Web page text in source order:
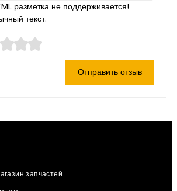
разметка не поддерживается!
текст.
Отправить отзыв
запчастей